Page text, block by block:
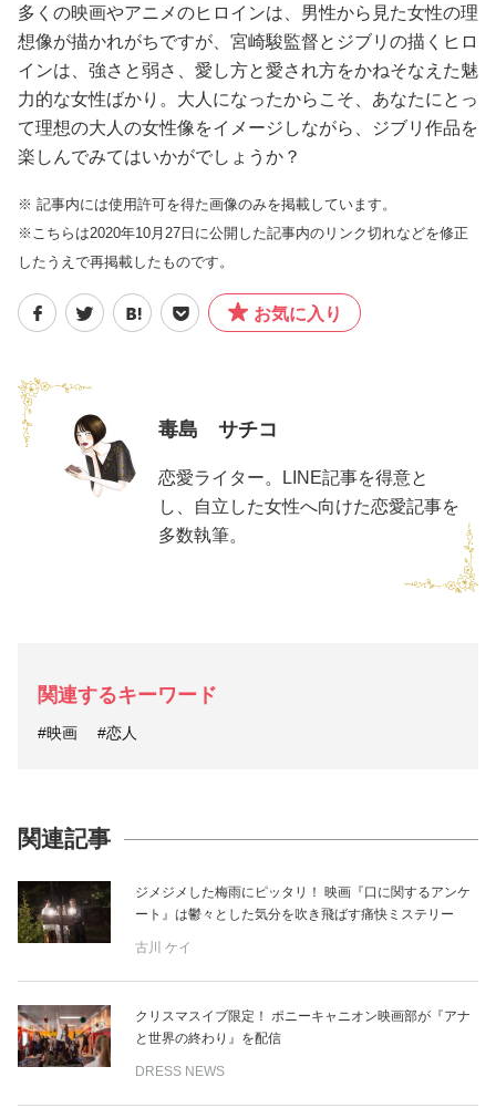
多くの映画やアニメのヒロインは、男性から見た女性の理
想像が描かれがちですが、宮崎駿監督とジブリの描くヒロ
インは、強さと弱さ、愛し方と愛され方をかねそなえた魅
力的な女性ばかり。大人になったからこそ、あなたにとっ
て理想の大人の女性像をイメージしながら、ジブリ作品を
楽しんでみてはいかがでしょうか？
※ 記事内には使用許可を得た画像のみを掲載しています。
※こちらは2020年10月27日に公開した記事内のリンク切れなどを修正
したうえで再掲載したものです。
お気に入り
毒島 サチコ
恋愛ライター。LINE記事を得意と
し、自立した女性へ向けた恋愛記事を
多数執筆。
関連するキーワード
#映画 #恋人
関連記事
ジメジメした梅雨にピッタリ！ 映画『口に関するアンケ
ート』は鬱々とした気分を吹き飛ばす痛快ミステリー
古川 ケイ
クリスマスイブ限定！ ポニーキャニオン映画部が『アナ
と世界の終わり』を配信
DRESS NEWS